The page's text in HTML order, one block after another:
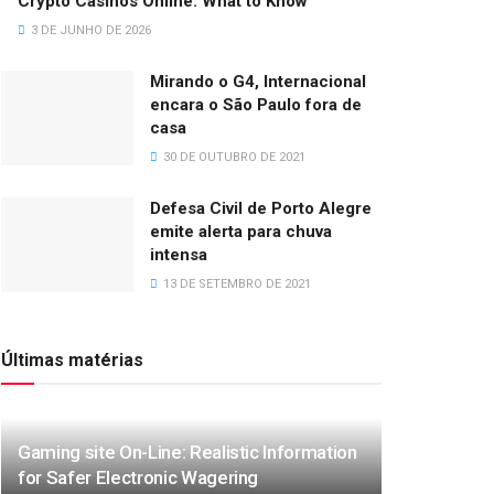
3 DE JUNHO DE 2026
Mirando o G4, Internacional
encara o São Paulo fora de
casa
30 DE OUTUBRO DE 2021
Defesa Civil de Porto Alegre
emite alerta para chuva
intensa
13 DE SETEMBRO DE 2021
Últimas matérias
Gaming site On-Line: Realistic Information
for Safer Electronic Wagering